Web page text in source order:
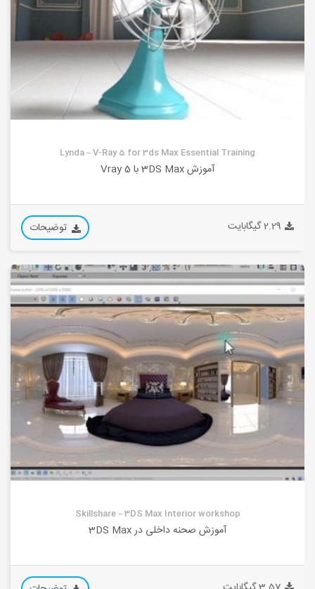
Lynda – V-Ray 5 for 3ds Max Essential Training
آموزش 3DS Max با Vray 5
2.29 گیگابایت توضیحات
Skillshare – 3DS Max Interior workshop
آموزش صحنه داخلی در 3DS Max